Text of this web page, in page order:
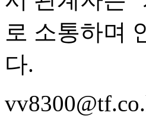
로 소통하며
다.